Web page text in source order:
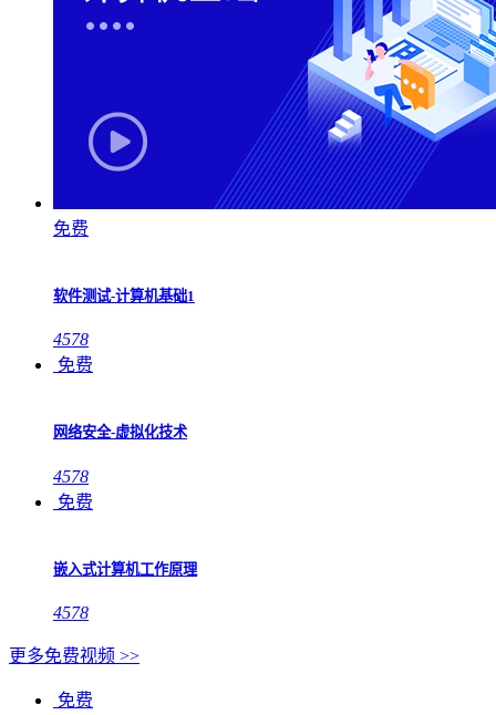
免费
软件测试-计算机基础1
4578
免费
网络安全-虚拟化技术
4578
免费
嵌入式计算机工作原理
4578
更多免费视频 >>
免费